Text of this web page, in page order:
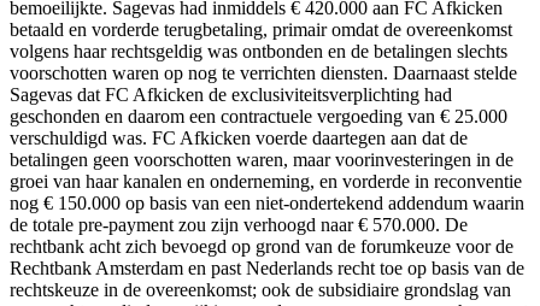
bemoeilijkte. Sagevas had inmiddels € 420.000 aan FC Afkicken
betaald en vorderde terugbetaling, primair omdat de overeenkomst
volgens haar rechtsgeldig was ontbonden en de betalingen slechts
voorschotten waren op nog te verrichten diensten. Daarnaast stelde
Sagevas dat FC Afkicken de exclusiviteitsverplichting had
geschonden en daarom een contractuele vergoeding van € 25.000
verschuldigd was. FC Afkicken voerde daartegen aan dat de
betalingen geen voorschotten waren, maar voorinvesteringen in de
groei van haar kanalen en onderneming, en vorderde in reconventie
nog € 150.000 op basis van een niet-ondertekend addendum waarin
de totale pre-payment zou zijn verhoogd naar € 570.000. De
rechtbank acht zich bevoegd op grond van de forumkeuze voor de
Rechtbank Amsterdam en past Nederlands recht toe op basis van de
rechtskeuze in de overeenkomst; ook de subsidiaire grondslag van